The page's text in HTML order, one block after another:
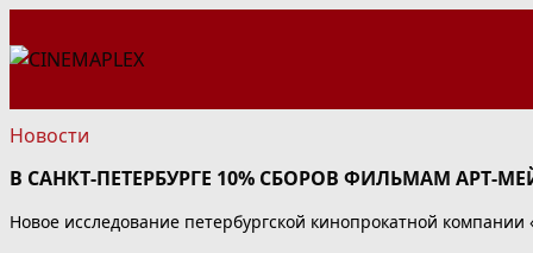
к
Новости
В САНКТ-ПЕТЕРБУРГЕ 10% СБОРОВ ФИЛЬМАМ АРТ-
Новое исследование петербургской кинопрокатной компании